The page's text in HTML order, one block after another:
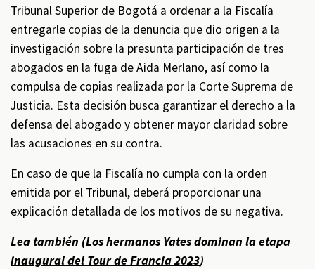
Tribunal Superior de Bogotá a ordenar a la Fiscalía
entregarle copias de la denuncia que dio origen a la
investigación sobre la presunta participación de tres
abogados en la fuga de Aida Merlano, así como la
compulsa de copias realizada por la Corte Suprema de
Justicia. Esta decisión busca garantizar el derecho a la
defensa del abogado y obtener mayor claridad sobre
las acusaciones en su contra.
En caso de que la Fiscalía no cumpla con la orden
emitida por el Tribunal, deberá proporcionar una
explicación detallada de los motivos de su negativa.
Lea también (Los hermanos Yates dominan la etapa
inaugural del Tour de Francia 2023)